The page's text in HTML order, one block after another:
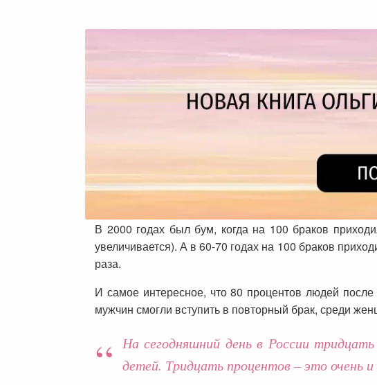
В 2000 годах был бум, когда на 100 браков
увеличивается). А в 60-70 годах на 100 браков
раза.
И самое интересное, что 80 процентов людей
мужчин смогли вступить в повторный брак, среди
На сегодняшний день в России
детей. Тридцать процентов – это очень и